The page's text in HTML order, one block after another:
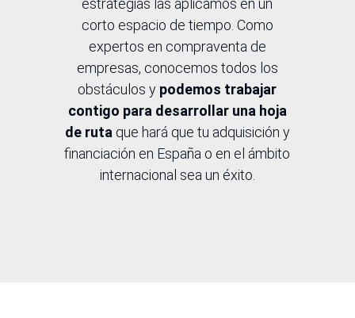
estrategias las aplicamos en un
corto espacio de tiempo. Como
expertos en compraventa de
empresas, conocemos todos los
obstáculos y podemos trabajar
contigo para desarrollar una hoja
de ruta que hará que tu adquisición y
financiación en España o en el ámbito
internacional sea un éxito.